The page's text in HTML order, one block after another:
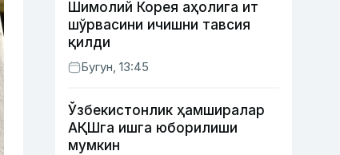
Шимолий Корея аҳолига ит
шўрвасини ичишни тавсия
қилди
Бугун, 13:45
Ўзбекистонлик ҳамширалар
АҚШга ишга юборилиши
мумкин